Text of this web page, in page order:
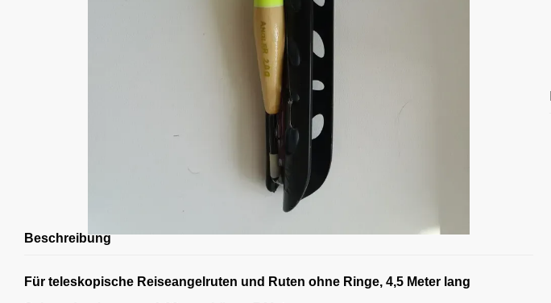
Beschreibung
Für teleskopische Reiseangelruten und Ruten ohne Ringe, 4,5 Meter lang